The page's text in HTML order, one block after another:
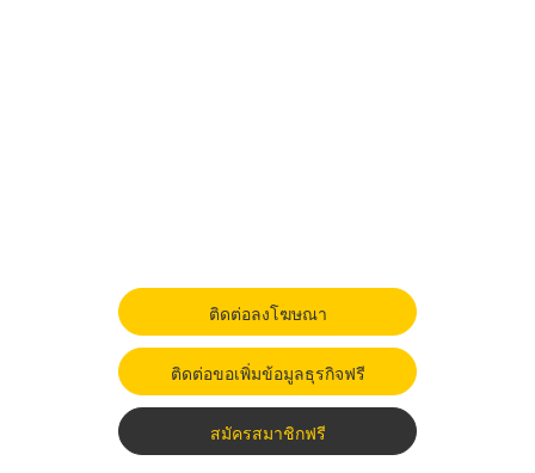
ติดต่อลงโฆษณา
ติดต่อขอเพิ่มข้อมูลธุรกิจฟรี
สมัครสมาชิกฟรี